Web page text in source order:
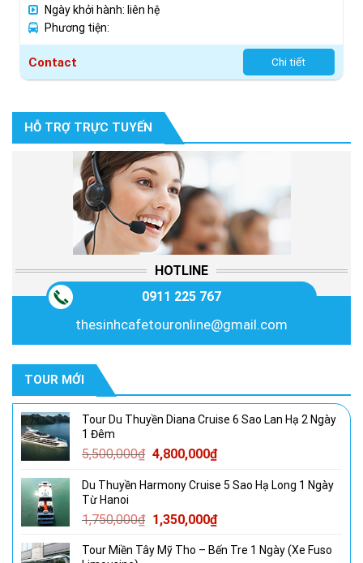
Ngày khởi hành: liên hệ
Phương tiện:
Contact Chi tiết
HỖ TRỢ TRỰC TUYẾN
HOTLINE
0911 225 767
thesinhcafetouronline@gmail.com
TOUR MỚI
Tour Du Thuyền Diana Cruise 6 Sao Lan Hạ 2 Ngày
1 Đêm
5,500,000₫ Giá
là:
4,800,000₫Giá
tại
4,800,000₫.
Du Thuyền Harmony Cruise 5 Sao Hạ Long 1 Ngày
Từ Hanoi
1,750,000₫ Giá
là:
1,350,000₫Giá
tại
Tour Miền Tây Mỹ Tho – Bến Tre 1 Ngày (Xe Fuso